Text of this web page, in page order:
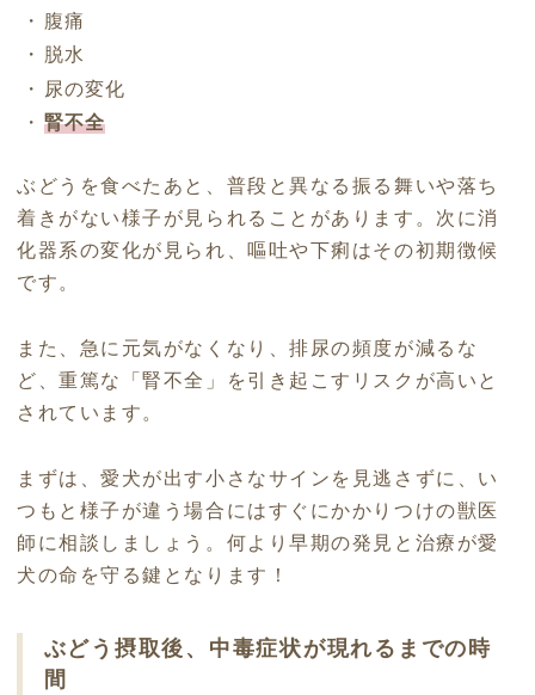
腹痛
脱水
尿の変化
腎不全
ぶどうを食べたあと、普段と異なる振る舞いや落ち
着きがない様子が見られることがあります。次に消
化器系の変化が見られ、嘔吐や下痢はその初期徴候
です。
また、急に元気がなくなり、排尿の頻度が減るな
ど、重篤な「腎不全」を引き起こすリスクが高いと
されています。
まずは、愛犬が出す小さなサインを見逃さずに、い
つもと様子が違う場合にはすぐにかかりつけの獣医
師に相談しましょう。何より早期の発見と治療が愛
犬の命を守る鍵となります！
ぶどう摂取後、中毒症状が現れるまでの時
間